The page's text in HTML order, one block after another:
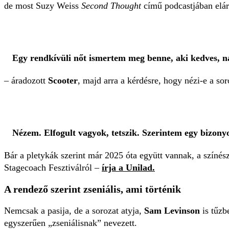
de most Suzy Weiss Second Thoughtcímű podcastjában
Egy rendkívüli nőt ismertem meg benne, aki kedves,
– áradozott Scooter, majd arra a kérdésre, hogy nézi-e a
Nézem. Elfogult vagyok, tetszik. Szerintem egy
Bár a pletykák szerint már 2025 óta együtt vannak, a
Stagecoach Fesztiválról – írja a Unilad.
A rendező szerint zseniális, ami történik
Nemcsak a pasija, de a sorozat atyja, Sam Levinson is
egyszerűen „zseniálisnak” nevezett.